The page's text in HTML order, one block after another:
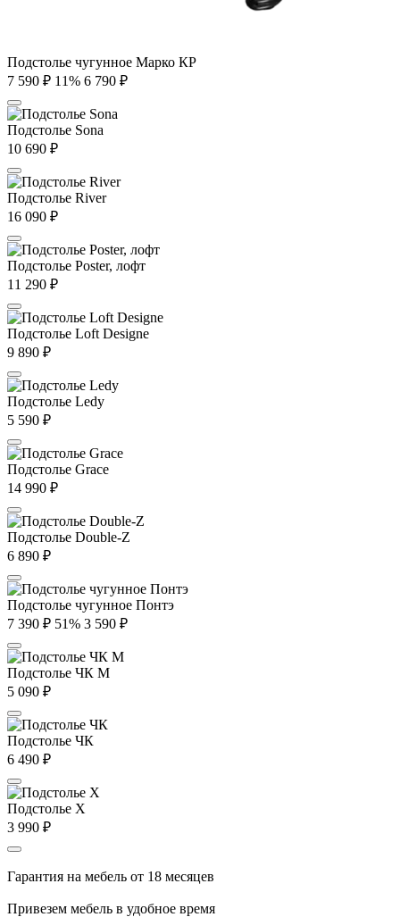
Подстолье чугунное Марко КР
7 590 ₽ 11% 6 790 ₽
Подстолье Sona
10 690 ₽
Подстолье River
16 090 ₽
Подстолье Poster, лофт
11 290 ₽
Подстолье Loft Designe
9 890 ₽
Подстолье Ledy
5 590 ₽
Подстолье Grace
14 990 ₽
Подстолье Double-Z
6 890 ₽
Подстолье чугунное Понтэ
7 390 ₽ 51% 3 590 ₽
Подстолье ЧК М
5 090 ₽
Подстолье ЧК
6 490 ₽
Подстолье X
3 990 ₽
Гарантия на мебель от 18 месяцев
Привезем мебель в удобное время